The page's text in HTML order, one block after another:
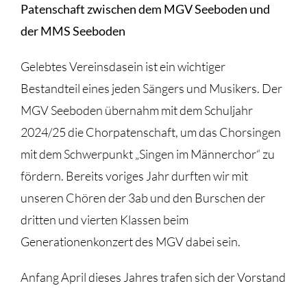
Patenschaft zwischen dem MGV Seeboden und
der MMS Seeboden
Gelebtes Vereinsdasein ist ein wichtiger
Bestandteil eines jeden Sängers und Musikers. Der
MGV Seeboden übernahm mit dem Schuljahr
2024/25 die Chorpatenschaft, um das Chorsingen
mit dem Schwerpunkt „Singen im Männerchor“ zu
fördern. Bereits voriges Jahr durften wir mit
unseren Chören der 3ab und den Burschen der
dritten und vierten Klassen beim
Generationenkonzert des MGV dabei sein.
Anfang April dieses Jahres trafen sich der Vorstand